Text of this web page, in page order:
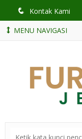
q Kontak Kami
MENU NAVIGASI